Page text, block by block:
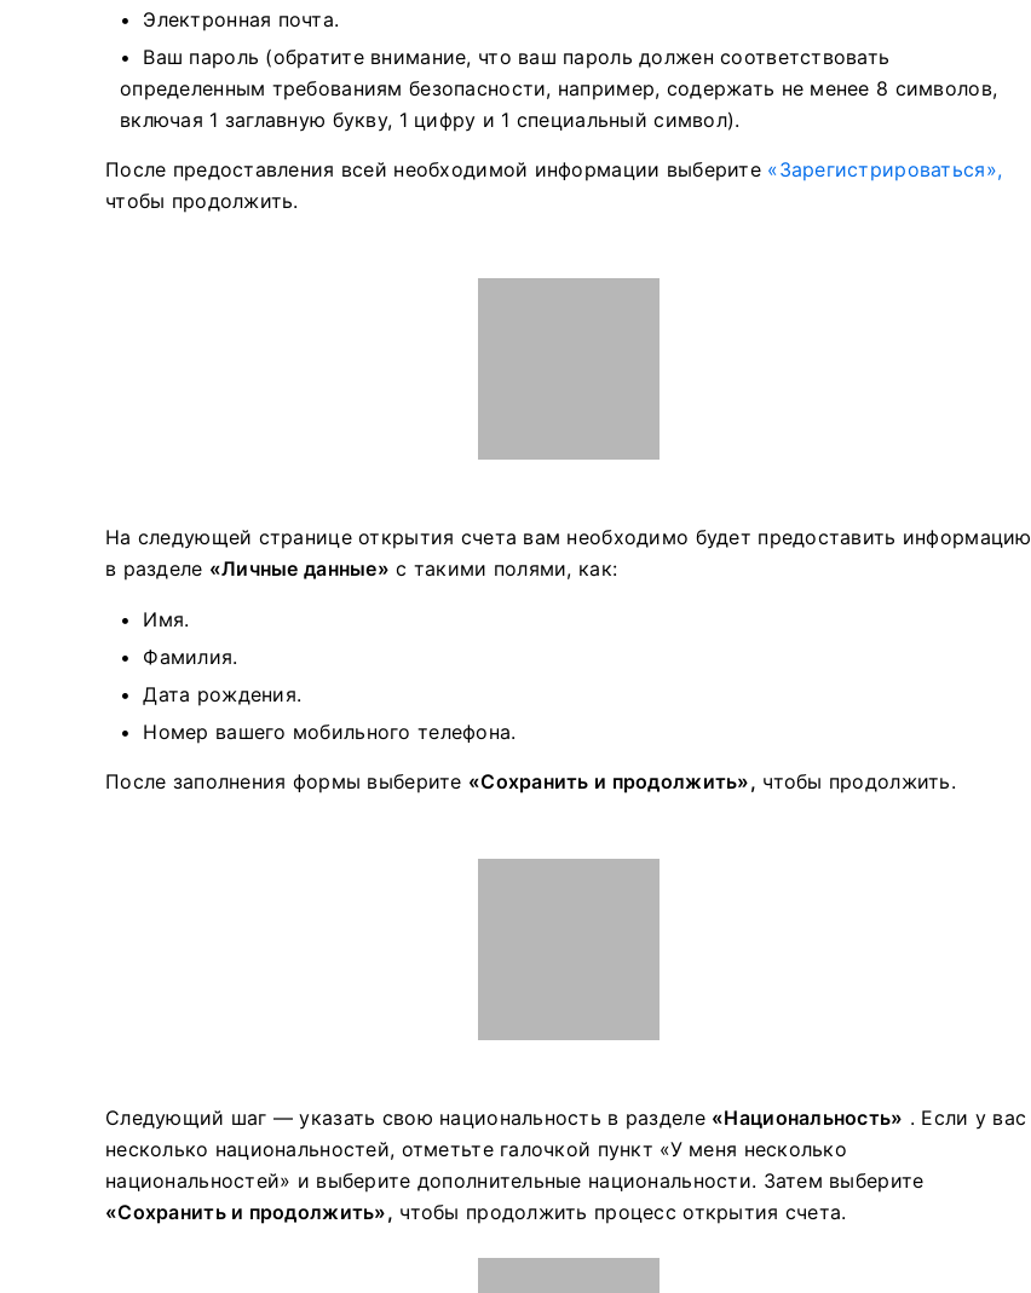
Электронная почта.
Ваш пароль (обратите внимание, что ваш пароль должен соответствовать
определенным требованиям безопасности, например, содержать не менее 8 символов,
включая 1 заглавную букву, 1 цифру и 1 специальный символ).
После предоставления всей необходимой информации выберите «Зарегистрироваться»,
чтобы продолжить.
На следующей странице открытия счета вам необходимо будет предоставить информацию
в разделе «Личные данные» с такими полями, как:
Имя.
Фамилия.
Дата рождения.
Номер вашего мобильного телефона.
После заполнения формы выберите «Сохранить и продолжить», чтобы продолжить.
Следующий шаг — указать свою национальность в разделе «Национальность» . Если у вас
несколько национальностей, отметьте галочкой пункт «У меня несколько
национальностей» и выберите дополнительные национальности. Затем выберите
«Сохранить и продолжить», чтобы продолжить процесс открытия счета.